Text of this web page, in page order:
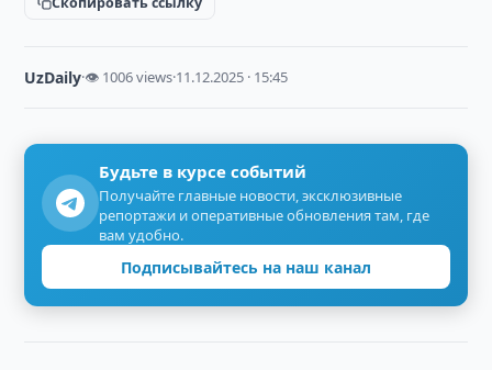
UzDaily·👁 1006 views·11.12.2025 · 15:45
Будьте в курсе событий
Получайте главные новости, эксклюзивные
репортажи и оперативные обновления там, где
вам удобно.
Подписывайтесь на наш канал